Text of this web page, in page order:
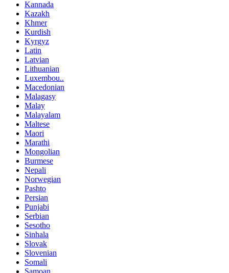
Kannada
Kazakh
Khmer
Kurdish
Kyrgyz
Latin
Latvian
Lithuanian
Luxembou..
Macedonian
Malagasy
Malay
Malayalam
Maltese
Maori
Marathi
Mongolian
Burmese
Nepali
Norwegian
Pashto
Persian
Punjabi
Serbian
Sesotho
Sinhala
Slovak
Slovenian
Somali